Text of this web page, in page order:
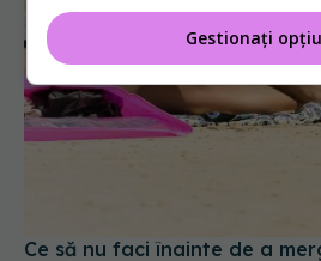
Ce să nu faci înainte de a
Gestionați